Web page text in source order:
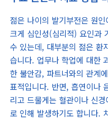
젊은 나이의 발기부전은 원
크게 심인성(심리적) 요인과
수 있는데, 대부분의 젊은 환
습니다. 업무나 학업에 대한
한 불안감, 파트너와의 관계
표적입니다. 반면, 흡연이나
리고 드물게는 혈관이나 신
로 인해 발생하기도 합니다.